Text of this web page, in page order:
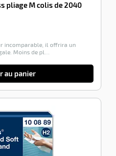
pliage M colis de 2040
incomparable, il offrira un
Moins de pl…
au panier